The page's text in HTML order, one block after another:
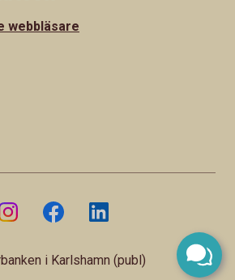
webbläsare
i Karlshamn (publ)